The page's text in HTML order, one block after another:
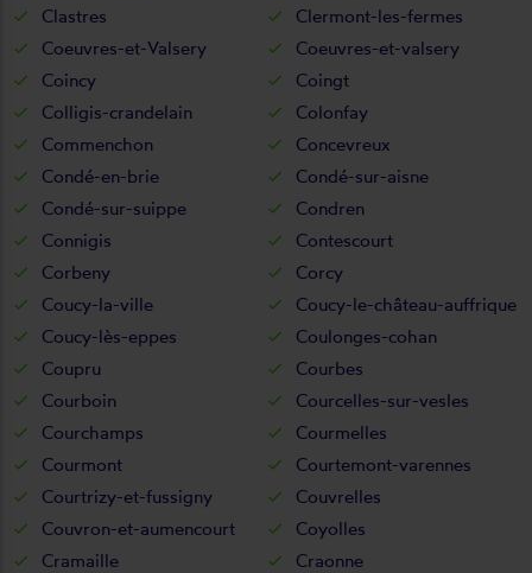
Clastres
Clermont-les-fermes
Coeuvres-et-Valsery
Coeuvres-et-valsery
Coincy
Coingt
Colligis-crandelain
Colonfay
Commenchon
Concevreux
Condé-en-brie
Condé-sur-aisne
Condé-sur-suippe
Condren
Connigis
Contescourt
Corbeny
Corcy
Coucy-la-ville
Coucy-le-château-auffrique
Coucy-lès-eppes
Coulonges-cohan
Coupru
Courbes
Courboin
Courcelles-sur-vesles
Courchamps
Courmelles
Courmont
Courtemont-varennes
Courtrizy-et-fussigny
Couvrelles
Couvron-et-aumencourt
Coyolles
Cramaille
Craonne